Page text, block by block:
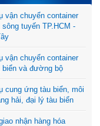
vận chuyển container
tuyến TP.HCM -
vận chuyển container
và đường bộ
cung ứng tàu biển, môi
hải, đại lý tàu biển
nhận hàng hóa